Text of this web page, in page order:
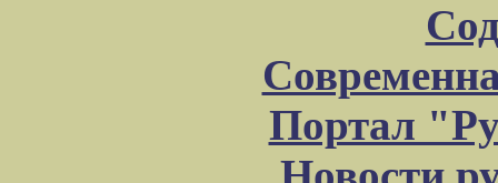
Портал